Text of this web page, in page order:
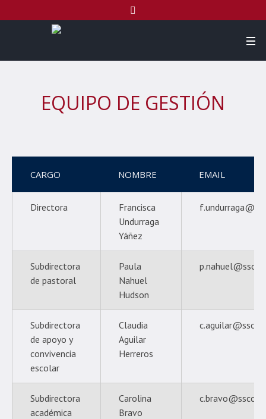
EQUIPO DE GESTIÓN
CARGO NOMBRE EMAIL
Directora
Francisca
Undurraga
Yáñez
Subdirectora
de pastoral
Paula
Nahuel
Hudson
Subdirectora
de apoyo y
convivencia
escolar
Claudia
Aguilar
Herreros
Subdirectora
académica
Carolina
Bravo